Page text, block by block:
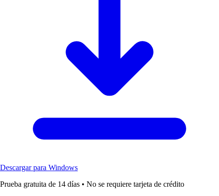
Descargar para Windows
Prueba gratuita de 14 días • No se requiere tarjeta de crédito